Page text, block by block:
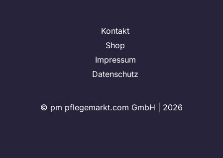
Kontakt
Shop
Impressum
Datenschutz
© pm pflegemarkt.com GmbH | 2026